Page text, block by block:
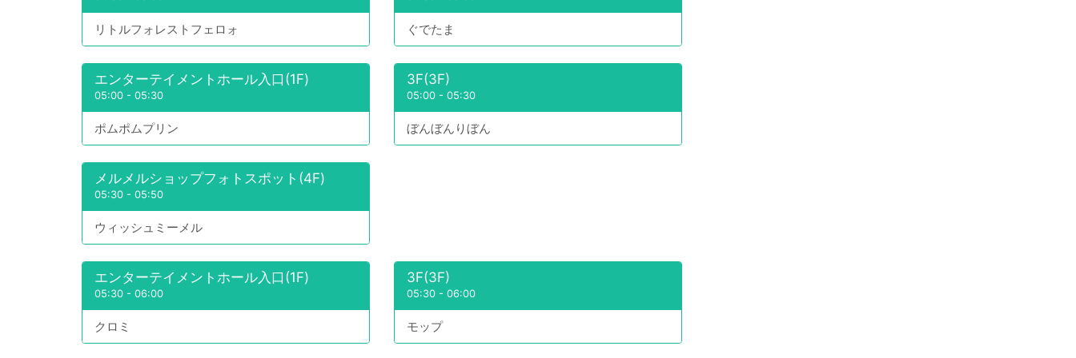
リトルフォレストフェロォ ぐでたま
エンターテイメントホール入口(1F)
05:00 - 05:30
ポムポムプリン
3F(3F)
05:00- 05:30
ぼんぼんりぼん
メルメルショップフォトスポット(4F)
05:30 - 05:50
ウィッシュミーメル
エンターテイメントホール入口(1F)
05:30 - 06:00
クロミ
3F(3F)
05:30- 06:00
モップ